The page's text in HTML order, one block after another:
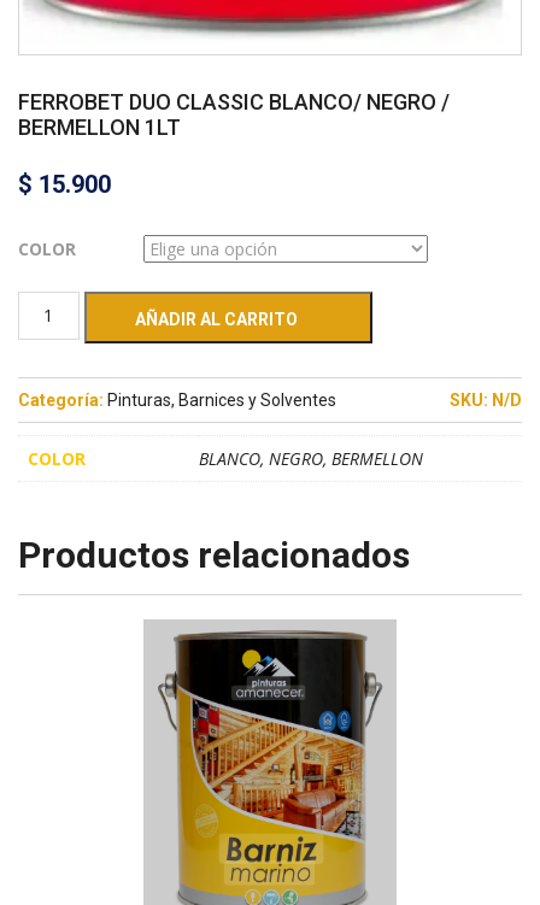
FERROBET DUO CLASSIC BLANCO/ NEGRO /
BERMELLON 1LT
$ 15.900
COLOR
AÑADIR AL CARRITO
Categoría: Pinturas, Barnices y Solventes SKU: N/D
COLOR BLANCO, NEGRO, BERMELLON
Productos relacionados